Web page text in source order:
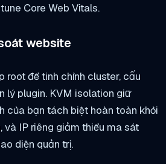
Core Web Vitals.
website
root để tinh chỉnh cluster, cấu
lý plugin. KVM isolation giữ
của bạn tách biệt hoàn toàn khỏi
IP riêng giảm thiểu ma sát
diện quản trị.